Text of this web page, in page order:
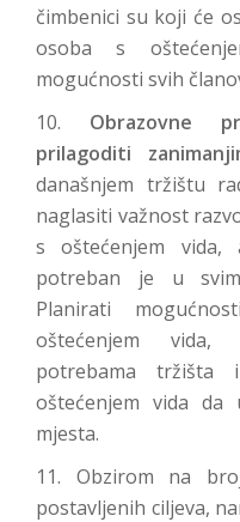
čimbenici su koji će
osoba s
mogućnosti svih
10. Obrazovne
prilagoditi
današnjem tržištu
naglasiti važnost
s oštećenjem
potreban je u svim
Planirati
oštećenjem vida,
potrebama tržišta
oštećenjem vida da
mjesta.
11. Obzirom na
postavljenih ciljeva,